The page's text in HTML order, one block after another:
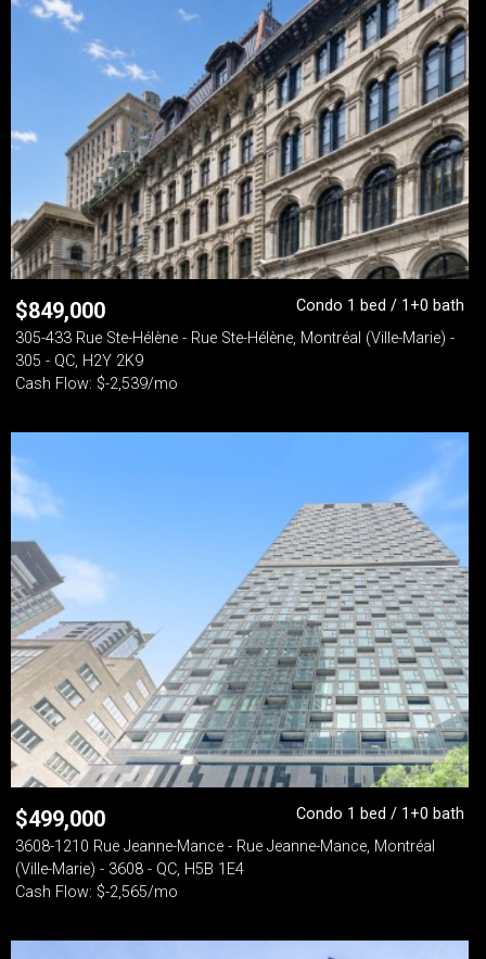
$849,000
Condo 1 bed / 1+0 bath
305-433 Rue Ste-Hélène - Rue Ste-Hélène, Montréal (Ville-Marie) -
305 - QC, H2Y 2K9
Cash Flow: $-2,539/mo
$499,000
Condo 1 bed / 1+0 bath
3608-1210 Rue Jeanne-Mance - Rue Jeanne-Mance, Montréal
(Ville-Marie) - 3608 - QC, H5B 1E4
Cash Flow: $-2,565/mo